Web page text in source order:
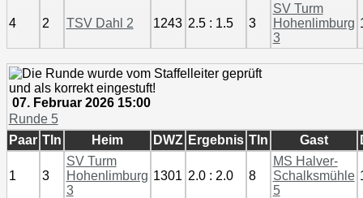
4 2 TSV Dahl 2 1243 2.5 : 1.5 3
SV Turm
Hohenlimburg
3
07. Februar 2026 15:00
Runde 5
Paar Tln Heim DWZ Ergebnis Tln Gast
1 3
SV Turm
Hohenlimburg
3
1301 2.0 : 2.0 8
MS Halver-
Schalksmühle
5